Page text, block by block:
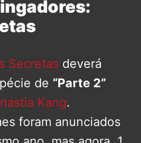
Secretas deverá
de “Parte 2”
Kang.
foram anunciados